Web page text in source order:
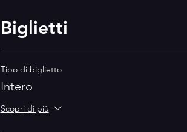
Biglietti
Tipo di biglietto
Intero
Scopri di più